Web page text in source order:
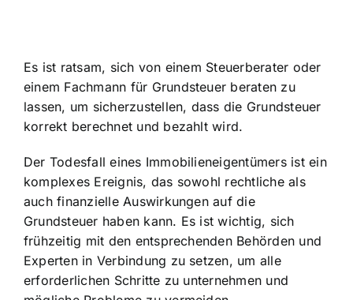
Es ist ratsam, sich von einem Steuerberater oder
einem Fachmann für Grundsteuer beraten zu
lassen, um sicherzustellen, dass die Grundsteuer
korrekt berechnet und bezahlt wird.
Der Todesfall eines Immobilieneigentümers ist ein
komplexes Ereignis, das sowohl rechtliche als
auch finanzielle Auswirkungen auf die
Grundsteuer haben kann. Es ist wichtig, sich
frühzeitig mit den entsprechenden Behörden und
Experten in Verbindung zu setzen, um alle
erforderlichen Schritte zu unternehmen und